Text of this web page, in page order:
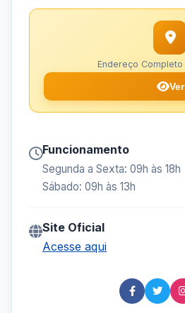
Endereço Completo
Ver
Funcionamento
Segunda a Sexta: 09h às 18h
Sábado: 09h às 13h
Site Oficial
Acesse aqui